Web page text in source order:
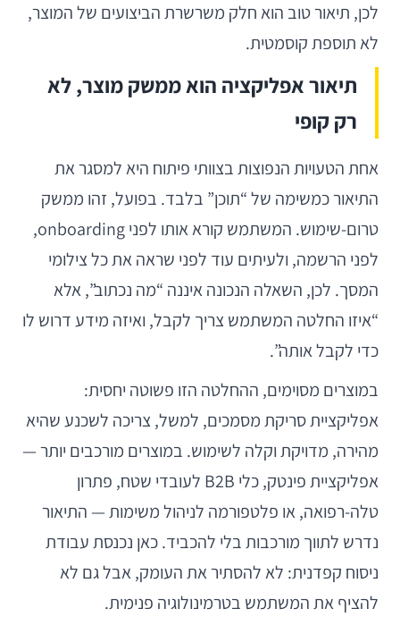
לכן, תיאור טוב הוא חלק משרשרת הביצועים של המוצר,
לא תוספת קוסמטית.
תיאור אפליקציה הוא ממשק מוצר, לא
רק קופי
אחת הטעויות הנפוצות בצוותי פיתוח היא למסגר את
התיאור כמשימה של “תוכן” בלבד. בפועל, זהו ממשק
טרום-שימוש. המשתמש קורא אותו לפני onboarding,
לפני הרשמה, ולעיתים עוד לפני שראה את כל צילומי
המסך. לכן, השאלה הנכונה איננה “מה נכתוב”, אלא
“איזו החלטה המשתמש צריך לקבל, ואיזה מידע דרוש לו
כדי לקבל אותה”.
במוצרים מסוימים, ההחלטה הזו פשוטה יחסית:
אפליקציית סריקת מסמכים, למשל, צריכה לשכנע שהיא
מהירה, מדויקת וקלה לשימוש. במוצרים מורכבים יותר —
אפליקציית פינטק, כלי B2B לעובדי שטח, פתרון
טלה-רפואה, או פלטפורמה לניהול משימות — התיאור
נדרש לתווך מורכבות בלי להכביד. כאן נכנסת עבודת
ניסוח קפדנית: לא להסתיר את העומק, אבל גם לא
להציף את המשתמש בטרמינולוגיה פנימית.